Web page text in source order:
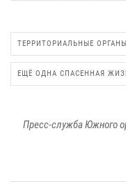
ТЕРРИТОРИАЛЬНЫЕ ОРГАНЫ
ЕЩЁ ОДНА СПАСЕННАЯ
Пресс-служба Южного